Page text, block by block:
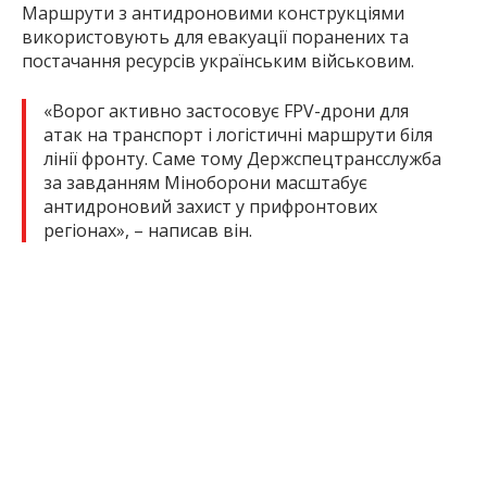
Маршрути з антидроновими конструкціями
використовують для евакуації поранених та
постачання ресурсів українським військовим.
«Ворог активно застосовує FPV-дрони для
атак на транспорт і логістичні маршрути біля
лінії фронту. Саме тому Держспецтрансслужба
за завданням Міноборони масштабує
антидроновий захист у прифронтових
регіонах», – написав він.